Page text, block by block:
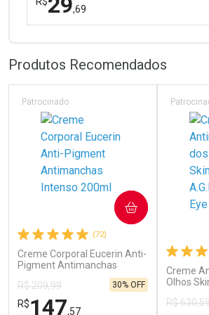
,69
Laboratório
Ativar Desconto
Comprar sem Desconto
Por Menos
Comprar sem Desconto
Produtos Recomendados
(72)
Creme Corporal Eucerin Anti-
Pigment Antimanchas
Patrocinado
R$ 209,99
R$147,57
30% OFF
COMPRAR
Creme
Olhos
R$